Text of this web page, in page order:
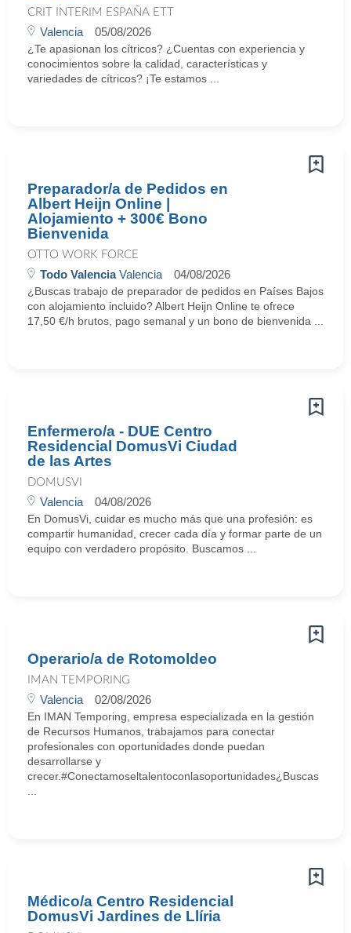
CRIT INTERIM ESPAÑA ETT
Valencia 05/08/2026
¿Te apasionan los cítricos? ¿Cuentas con experiencia y
conocimientos sobre la calidad, características y
variedades de cítricos? ¡Te estamos ...
Preparador/a de Pedidos en
Albert Heijn Online |
Alojamiento + 300€ Bono
Bienvenida
OTTO WORK FORCE
Todo ValenciaValencia 04/08/2026
¿Buscas trabajo de preparador de pedidos en Países Bajos
con alojamiento incluido? Albert Heijn Online te ofrece
17,50 €/h brutos, pago semanal y un bono de bienvenida ...
Enfermero/a - DUE Centro
Residencial DomusVi Ciudad
de las Artes
DOMUSVI
Valencia 04/08/2026
En DomusVi, cuidar es mucho más que una profesión: es
compartir humanidad, crecer cada día y formar parte de un
equipo con verdadero propósito. Buscamos ...
Operario/a de Rotomoldeo
IMAN TEMPORING
Valencia 02/08/2026
En IMAN Temporing, empresa especializada en la gestión
de Recursos Humanos, trabajamos para conectar
profesionales con oportunidades donde puedan
desarrollarse y
crecer.#Conectamoseltalentoconlasoportunidades¿Buscas
Médico/a Centro Residencial
DomusVi Jardines de Llíria